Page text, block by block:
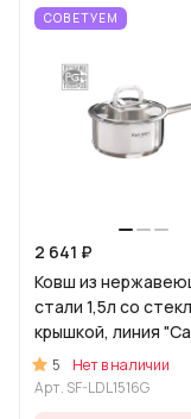
СОВЕТУЕМ
2 641 ₽
Ковш из
стали 1,5л со
крышкой, линия
5
Нет в наличии
Арт. SF-LDL1516G